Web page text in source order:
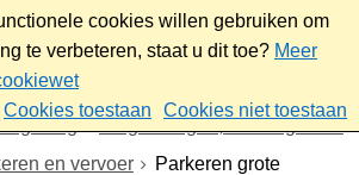
cookies willen gebruiken om
te verbeteren, staat u dit toe? Meer
Cookies toestaan
Cookies niet toestaan
Omgeving
Vergunningen, meldingen en
en vervoer
Parkeren grote